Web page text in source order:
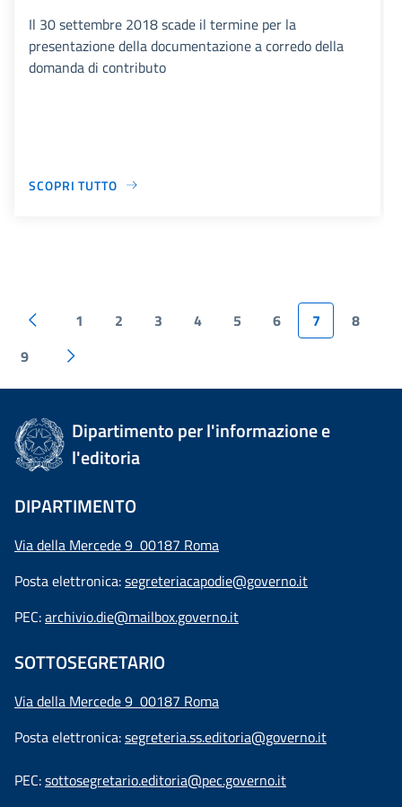
Il 30 settembre 2018 scade il termine per la
presentazione della documentazione a corredo della
domanda di contributo
SCOPRI TUTTO
1 2 3 4 5 6 7
8
9
Dipartimento per l'informazione e
l'editoria
DIPARTIMENTO
Via della Mercede 9 00187 Roma
Posta elettronica:segreteriacapodie@governo.it
PEC:archivio.die@mailbox.governo.it
SOTTOSEGRETARIO
Via della Mercede 9 00187 Roma
Posta elettronica:segreteria.ss.editoria@governo.it
PEC:sottosegretario.editoria@pec.governo.it